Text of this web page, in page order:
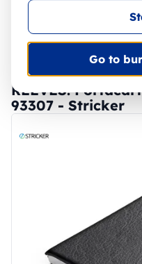
Go to
🔥 -30%
REEVES.
93307 - Stricker